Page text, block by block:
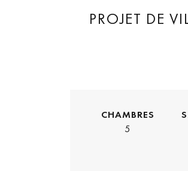
PROJET DE
CHAMBRES
5